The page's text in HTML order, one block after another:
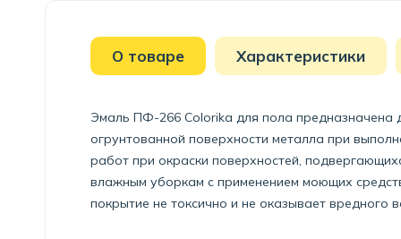
О товаре Характеристики
Эмаль ПФ-266 Colorika для пола
огрунтованной поверхности металла при
работ при окраски поверхностей,
влажным уборкам с применением моющих
покрытие не токсично и не оказывает вредного